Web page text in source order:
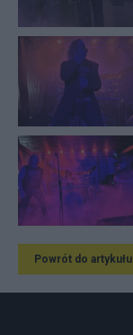
Powrót do artykułu